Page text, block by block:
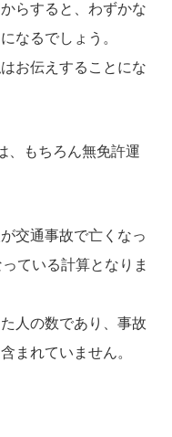
らすると、わずかな
なるでしょう。
お伝えすることにな
、もちろん無免許運
交通事故で亡くなっ
ている計算となりま
人の数であり、事故
まれていません。